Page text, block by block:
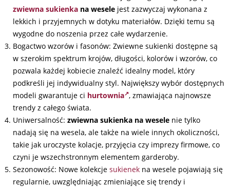
zwiewna sukienka na wesele jest zazwyczaj wykonana z
lekkich i przyjemnych w dotyku materiałów. Dzięki temu są
wygodne do noszenia przez całe wydarzenie.
Bogactwo wzorów i fasonów: Zwiewne sukienki dostępne są
w szerokim spektrum krojów, długości, kolorów i wzorów, co
pozwala każdej kobiecie znaleźć idealny model, który
podkreśli jej indywidualny styl. Największy wybór dostępnych
modeli gwarantuje ci hurtownia , zmawiająca najnowsze
trendy z całego świata.
Uniwersalność: zwiewna sukienka na wesele nie tylko
nadają się na wesela, ale także na wiele innych okoliczności,
takie jak uroczyste kolacje, przyjęcia czy imprezy firmowe, co
czyni je wszechstronnym elementem garderoby.
Sezonowość: Nowe kolekcje sukienek na wesele pojawiają się
regularnie, uwzględniając zmieniające się trendy i